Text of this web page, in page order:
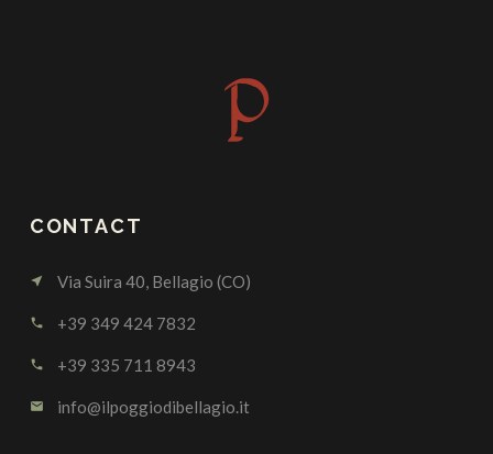
CONTACT
near_me Via Suira 40, Bellagio (CO)
call +39 349 424 7832
call +39 335 711 8943
email info@ilpoggiodibellagio.it